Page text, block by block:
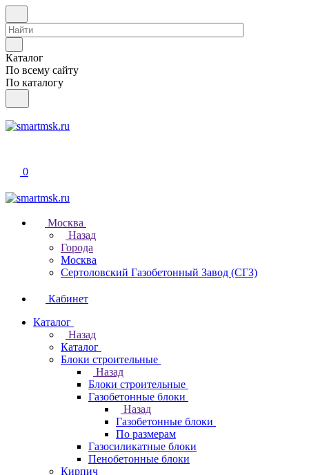
Каталог
По всему сайту
По каталогу
0
Москва
Назад
Города
Москва
Сертоловский Газобетонный Завод (СГЗ)
Кабинет
Каталог
Назад
Каталог
Блоки строительные
Назад
Блоки строительные
Газобетонные блоки
Назад
Газобетонные блоки
По размерам
Газосиликатные блоки
Пенобетонные блоки
Кирпич